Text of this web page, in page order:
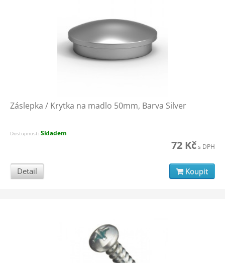
Záslepka / Krytka na madlo 50mm, Barva Silver
Dostupnost: Skladem
72 Kčs DPH
Detail Koupit